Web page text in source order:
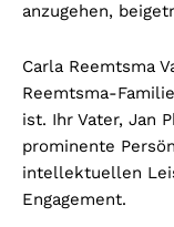
anzugehen,
Carla Reemtsma
Reemtsma-
ist. Ihr Vater, Jan
prominente
intellektuellen
Engagement.